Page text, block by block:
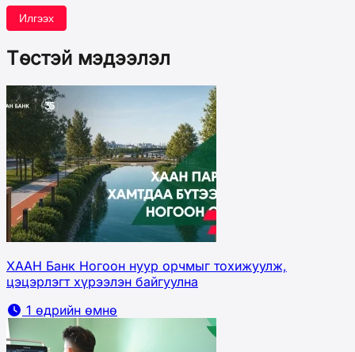
Илгээх
Төстэй мэдээлэл
ХААН Банк Ногоон нуур орчмыг тохижуулж,
цэцэрлэгт хүрээлэн байгуулна
1 өдрийн өмнө